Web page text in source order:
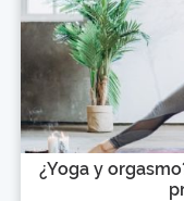
¿Yoga y